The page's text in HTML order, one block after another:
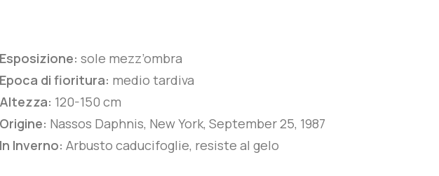
Esposizione: sole mezz’ombra
Epoca di fioritura: medio tardiva
Altezza: 120-150 cm
Origine: Nassos Daphnis, New York, September 25, 1987
In Inverno: Arbusto caducifoglie, resiste al gelo